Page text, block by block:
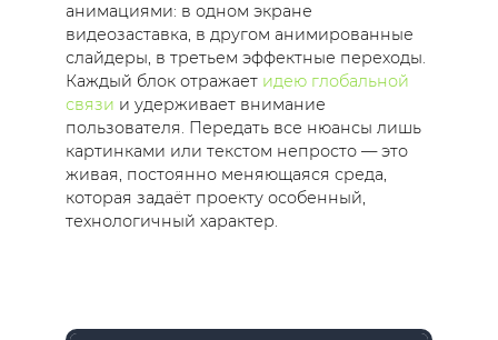
анимациями: в одном экране
видеозаставка, в другом анимированные
слайдеры, в третьем эффектные переходы.
Каждый блок отражает идею глобальной
связи и удерживает внимание
пользователя. Передать все нюансы лишь
картинками или текстом непросто — это
живая, постоянно меняющаяся среда,
которая задаёт проекту особенный,
технологичный характер.